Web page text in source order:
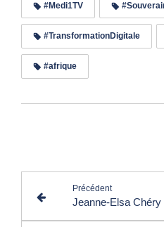
#Medi1TV
#TransformationDigitale
#afrique
Précédent